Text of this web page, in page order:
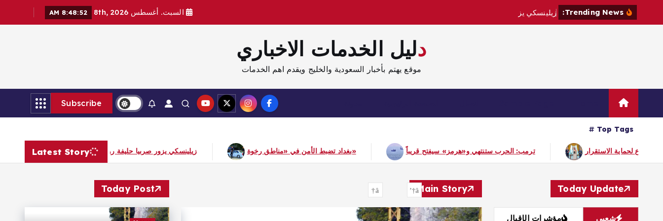
م
ز يلينسكي يز السبت. أغسطس 8th, 2026 8:48:54 AM
دليل الخدمات الاخباري
موقع يهتم بأخبار السعودية والخليج ويقدم اهم الخدمات
Subscribe
Top Tags
Latest Story
زيلينسكي يزور صربيا حليفة روسيا بغداد تضبط الأمن في «مناطق رخوة» ترمب: الحرب ستنتهي و«هرمز» سيفتح قريباً اتفاقية مكة… تعزيز الردع لحماية الاستقرار
Today Update
شعبي مؤشرات الإقبال
Main Story
Today Post